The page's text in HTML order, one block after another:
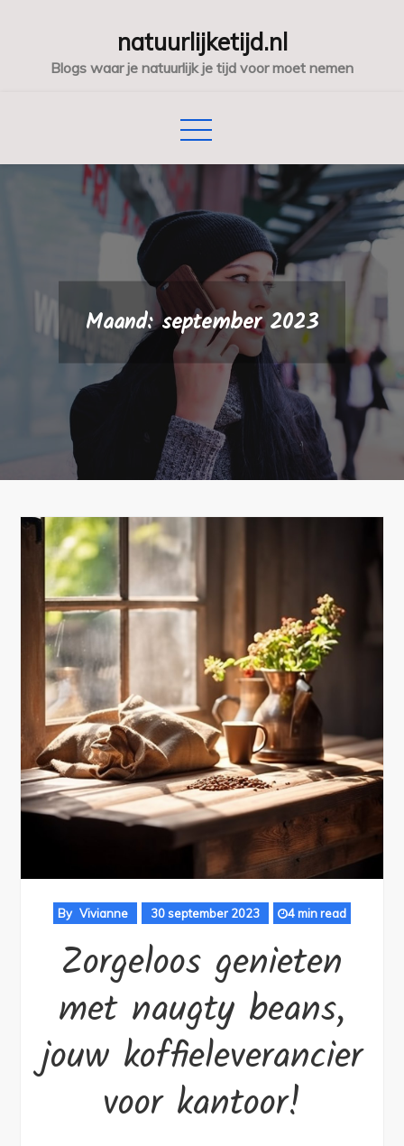
natuurlijketijd.nl
Blogs waar je natuurlijk je tijd voor moet nemen
Maand:september 2023
By Vivianne 30 september 2023 4 min read
Zorgeloos genieten
met naugty beans,
jouw koffieleverancier
voor kantoor!